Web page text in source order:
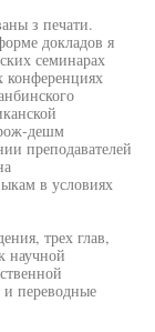
з печати.
докладов я
семинарах
конференциях
дешм
преподавателей
в условиях
трех глав,
научной
переводные